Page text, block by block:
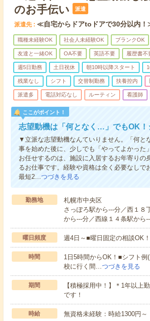
のお手伝い
派遣
派遣先 ≪自宅からドアtoドアで30分以内！
職種未経験OK 社会人未経験OK ブランクOK
友達と一緒OK OA不要 英語不要 履歴書不
週5日勤務 土日祝休 朝10時以降スタート
残業なし シフト 交替制勤務 扶養控内
派遣多 電話対応なし ルーティン 看護師
ここがポイント！
志望動機は「何となく…」でもOK！
▼立派な志望動機なんていりません。「何
事を始めた後に、少しでも「やってよかっ
お任せするのは、施設に入居するお年寄りの
るお仕事です。経験や資格は全く必要なし
最短2…つづきを見る
勤務地
札幌市中央区
さっぽろ駅から---分／西１８
から---分／西線１４条駅から
曜日頻度 週4日～■曜日固定の相談OK
時間
1日5時間からOK！■シフト例
校に行く間…つづきを見る
期間
【積極採用中！】＊1年以上
です！
時給 無資格未経験：時給1300円